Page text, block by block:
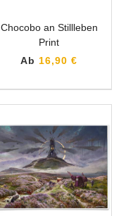
Chocobo an Stillleben
Print
Ab 16,90 €